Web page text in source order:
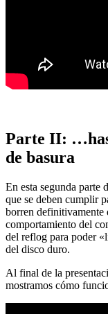
Parte II:
de basura
En esta segunda parte
que se deben cumplir
borren definitivamente
comportamiento del
del reflog para poder
del disco duro.
Al final de la
mostramos cómo